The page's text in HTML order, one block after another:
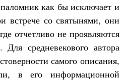
как бы исключает и
встрече со святынями, они
отчетливо не проявляются
средневекового автора
самого описания,
в его информационной